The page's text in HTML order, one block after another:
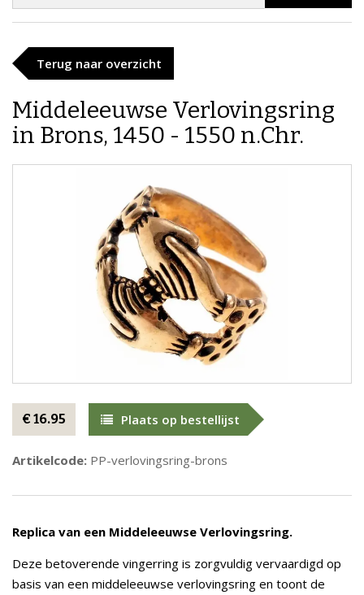
Terug naar overzicht
Middeleeuwse Verlovingsring
in Brons, 1450 - 1550 n.Chr.
€ 16.95 Plaats op bestellijst
Artikelcode: PP-verlovingsring-brons
Replica van een Middeleeuwse Verlovingsring.
Deze betoverende vingerring is zorgvuldig vervaardigd op
basis van een middeleeuwse verlovingsring en toont de